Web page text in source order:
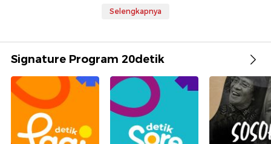
Selengkapnya
Signature Program 20detik